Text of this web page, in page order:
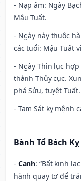
- Nạp âm: Ngày
Mậu Tuất.
- Ngày này thuộc
các tuổi: Mậu Tuất
- Ngày Thìn lục hợp
thành Thủy cục.
phá Sửu, tuyệt Tuất.
- Tam Sát kỵ mệnh
Bành Tổ Bách
- Canh: “Bất kinh
hành quay tơ để